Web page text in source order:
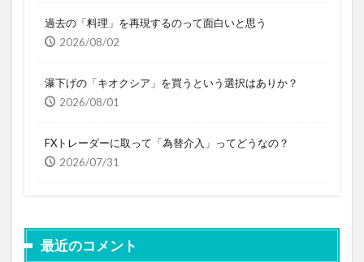
過去の「料理」を再現するのって面白いと思う
2026/08/02
瀑下げの「キオクシア」を買うという選択はありか？
2026/08/01
FXトレーダーに取って「為替介入」ってどうなの？
2026/07/31
最近のコメント